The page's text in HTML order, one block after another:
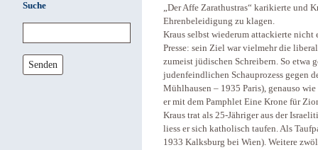
Suche
Senden
„Der Affe Zarathustras“ karikierte und
Ehrenbeleidigung zu klagen.
Kraus selbst wiederum attackierte
Presse: sein Ziel war vielmehr die
zumeist jüdischen Schreibern. So etwa
judenfeindlichen Schauprozess gegen
Mühlhausen – 1935 Paris), genauso
er mit dem Pamphlet Eine Krone für
Kraus trat als 25-Jähriger aus der
liess er sich katholisch taufen. Als
1933 Kalksburg bei Wien). Weitere